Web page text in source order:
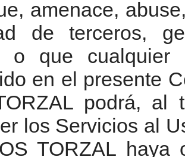
amenace,
de terceros,
o que
en el presente
podrá, al
los Servicios al
TORZAL haya